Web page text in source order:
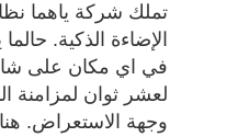
تملك شركة ياهما
الإضاءة الذكية.
في اي مكان على
لعشر ثوان لمزامنة